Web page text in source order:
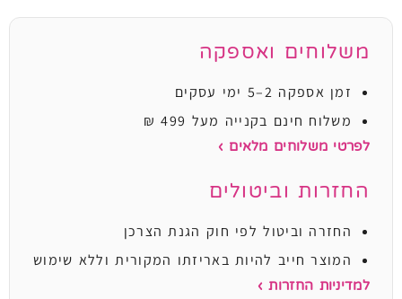
משלוחים ואספקה
זמן אספקה 2–5 ימי עסקים
משלוח חינם בקנייה מעל 499 ₪
לפרטי משלוחים מלאים ›
החזרות וביטולים
החזרה וביטול לפי חוק הגנת הצרכן
המוצר חייב להיות באריזתו המקורית וללא שימוש
למדיניות החזרות ›